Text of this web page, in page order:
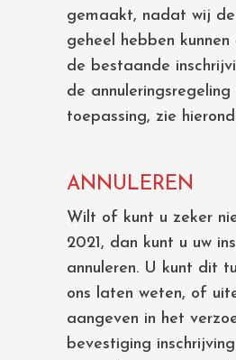
gemaakt, nadat wij
geheel hebben
de bestaande
de annuleringsregeling
toepassing, zie
ANNULEREN
Wilt of kunt u zeker
2021, dan kunt u uw
annuleren. U kunt dit
ons laten weten, of
aangeven in het
bevestiging